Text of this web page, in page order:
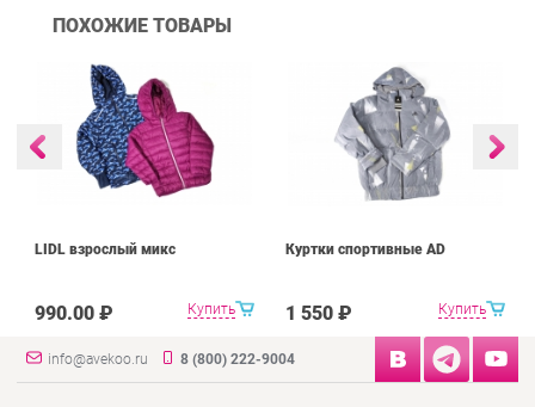
ПОХОЖИЕ ТОВАРЫ
Купить
LIDL взрослый микс
990.00 ₽ Купить
Куртки спортивные AD
1 550 ₽
info@avekoo.ru 8 (800) 222-9004